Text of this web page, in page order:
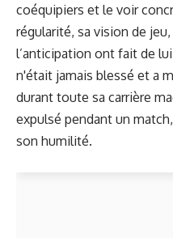
coéquipiers et le voir
régularité, sa vision de
l’anticipation ont fait de
n'était jamais blessé et a
durant toute sa carrière
expulsé pendant un
son humilité.